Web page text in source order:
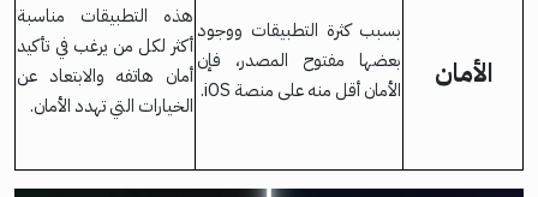
الأمان
بسبب كثرة التطبيقات ووجود
بعضها مفتوح المصدر، فإن
الأمان أقل منه على منصة iOS.
هذه التطبيقات مناسبة
أكثر لكل من يرغب في تأكيد
أمان هاتفه والابتعاد عن
الخيارات التي تهدد الأمان.